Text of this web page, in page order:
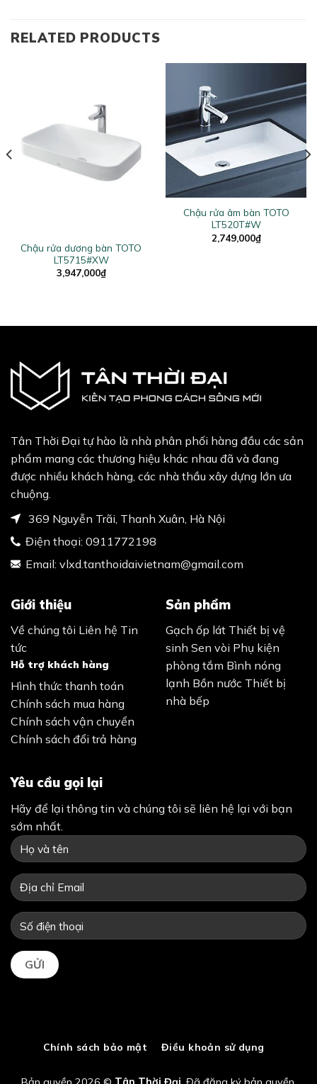
RELATED PRODUCTS
Chậu rửa dương bàn TOTO
LT5715#XW
3,947,000₫
Chậu rửa âm bàn TOTO
LT520T#W
2,749,000₫
Tân Thời Đại tự hào là nhà phân phối hàng đầu các sản
phẩm mang các thương hiệu khác nhau đã và đang
được nhiều khách hàng, các nhà thầu xây dựng lớn ưa
chuộng.
369 Nguyễn Trãi, Thanh Xuân, Hà Nội
Điện thoại: 0911772198
Email: vlxd.tanthoidaivietnam@gmail.com
Giới thiệu
Về chúng tôi Liên hệ Tin
tức
Hỗ trợ khách hàng
Hình thức thanh toán
Chính sách mua hàng
Chính sách vận chuyển
Chính sách đổi trả hàng
Sản phẩm
Gạch ốp lát Thiết bị vệ
sinh Sen vòi Phụ kiện
phòng tắm Bình nóng
lạnh Bồn nước Thiết bị
nhà bếp
Yêu cầu gọi lại
Hãy để lại thông tin và chúng tôi sẽ liên hệ lại với bạn
sớm nhất.
Chính sách bảo mật Điều khoản sử dụng